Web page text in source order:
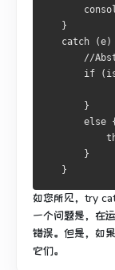
   }
catch (e)
//
if
       }
       else {
       }
   }
如您所见，try
一个问题是，在
错误。 但是，如
它们。